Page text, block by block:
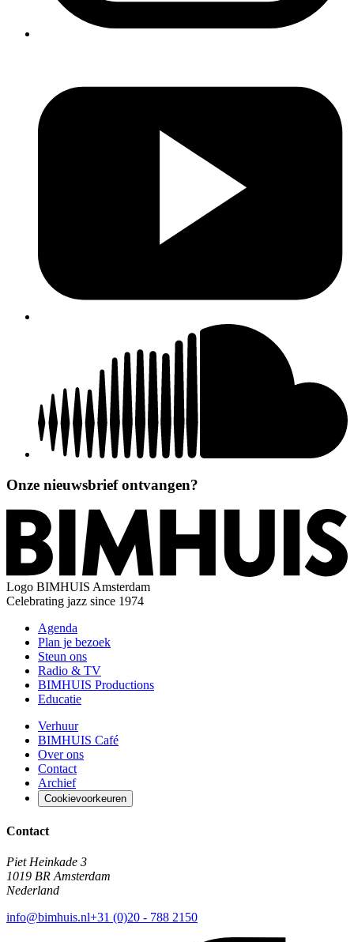
Onze nieuwsbrief ontvangen?
Logo BIMHUIS Amsterdam
Celebrating jazz since 1974
Agenda
Plan je bezoek
Steun ons
Radio & TV
BIMHUIS Productions
Educatie
Verhuur
BIMHUIS Café
Over ons
Contact
Archief
Cookievoorkeuren
Contact
Piet Heinkade 3
1019 BR Amsterdam
Nederland
info@bimhuis.nl+31 (0)20 - 788 2150